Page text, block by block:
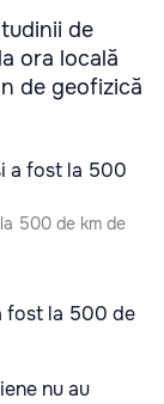
de
ora locală
de geofizică
500 de km de
fost la 500 de
nu au